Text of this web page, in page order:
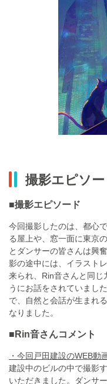
撮影エピソ
■撮影エピソード
今回撮影したのは、都心
る屋上や、窓一面に東京
とダンサーの皆さんは興
影の途中には、イラスト
来られ、Rin音さんと同じ
うにお話をされていまし
で、自然と会話が生まれ
なりました。
■Rin音さんコメント
・今回戸田建設のWEB動
建設中のビルの中で撮影
いただきました。ダンサ